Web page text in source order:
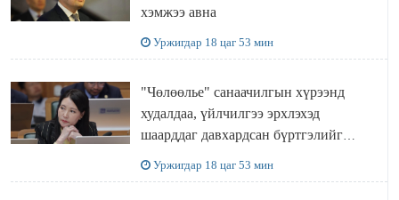
хэмжээ авна
Уржигдар 18 цаг 53 мин
"Чөлөөлье" санаачилгын хүрээнд
худалдаа, үйлчилгээ эрхлэхэд
шаарддаг давхардсан бүртгэлийг
Уржигдар 18 цаг 53 мин